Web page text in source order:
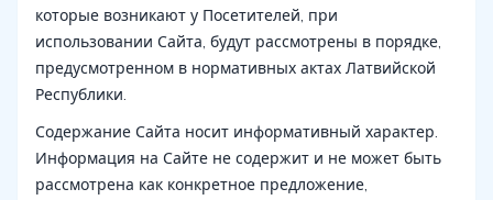
которые возникают у Посетителей, при
использовании Сайта, будут рассмотрены в порядке,
предусмотренном в нормативных актах Латвийской
Республики.
Содержание Сайта носит информативный характер.
Информация на Сайте не содержит и не может быть
рассмотрена как конкретное предложение,